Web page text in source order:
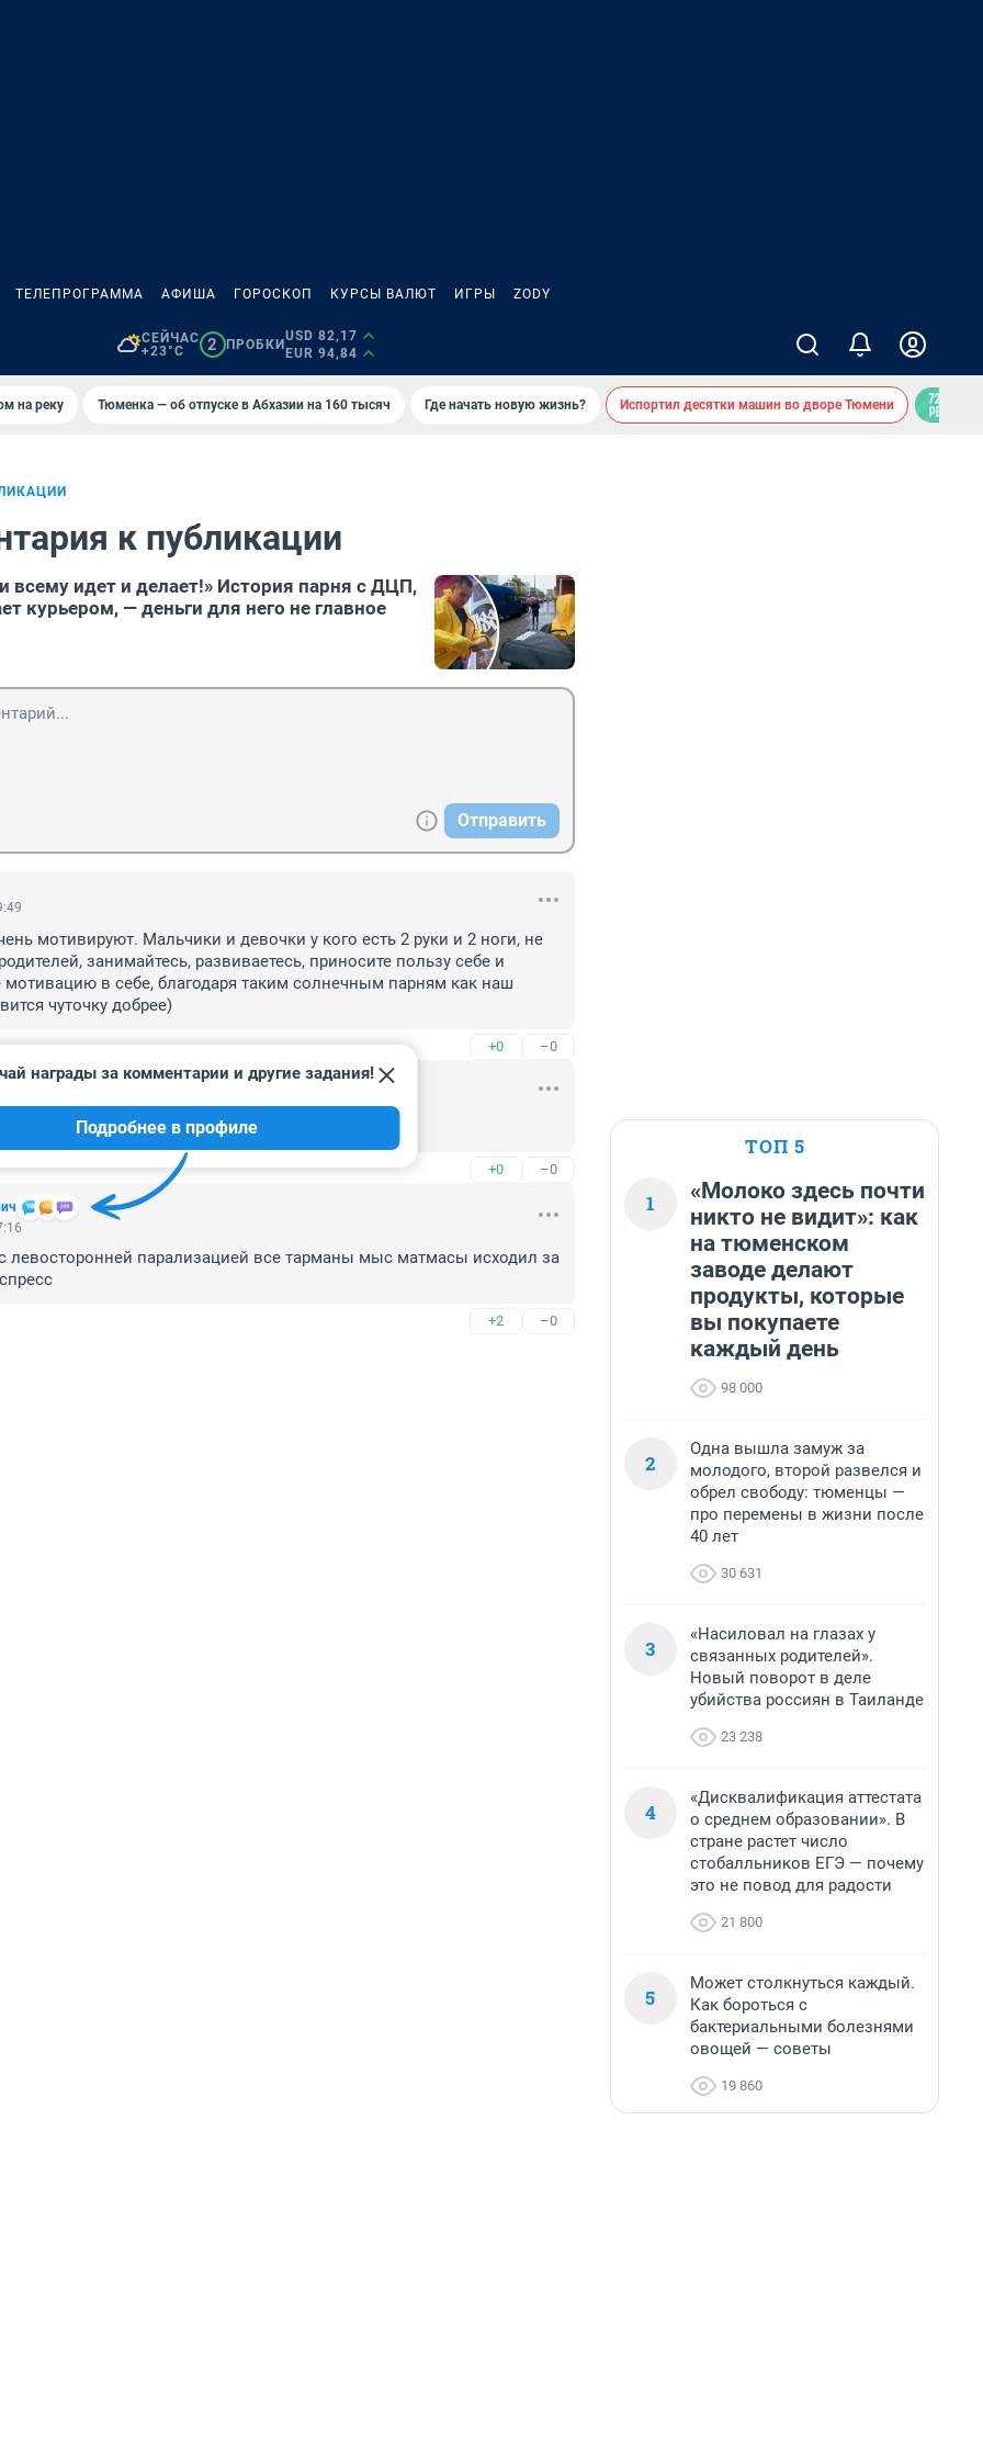
ТЕЛЕПРОГРАММА АФИША ГОРОСКОП КУРСЫ ВАЛЮТ ИГРЫ ZODY
СЕЙЧАС
+23°C
2 ПРОБКИ
USD 82,17
EUR 94,84
на реку Тюменка — об отпуске в Абхазии на 160 тысяч Где начать новую жизнь? Испортил десятки машин во дворе Тюмени
к публикации
всему идет и делает!» История парня с ДЦП,
курьером, — деньги для него не главное
Отправить
мотивируют. Мальчики и девочки у кого есть 2 руки и 2 ноги, не
занимайтесь, развиваетесь, приносите пользу себе и
в себе, благодаря таким солнечным парням как наш
чуточку добрее)
+0 –0
Да пенсии не хватает, господи.
+0 –0
награды за комментарии и другие задания!
Подробнее в профиле
левосторонней парализацией все тарманы мыс матмасы исходил за
+2 –0
ТОП 5
1
«Молоко здесь почти
никто не видит»: как
на тюменском
заводе делают
продукты, которые
вы покупаете
каждый день
98 000
2
Одна вышла замуж за
молодого, второй развелся и
обрел свободу: тюменцы —
про перемены в жизни после
40 лет
30 631
3
«Насиловал на глазах у
связанных родителей».
Новый поворот в деле
убийства россиян в Таиланде
23 238
4
«Дисквалификация аттестата
о среднем образовании». В
стране растет число
стобалльников ЕГЭ — почему
это не повод для радости
21 800
5
Может столкнуться каждый.
Как бороться с
бактериальными болезнями
овощей — советы
19 860